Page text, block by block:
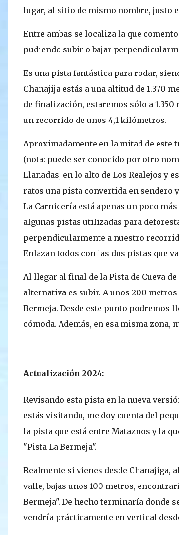
lugar, al sitio de mismo nombre, justo
Entre ambas se localiza la que
pudiendo subir o bajar
Es una pista fantástica para rodar,
Chanajija estás a una altitud de 1.370
de finalización, estaremos sólo a
un recorrido de unos 4,1 kilómetros.
Aproximadamente en la mitad de este
(nota: puede ser conocido por otro
Llanadas, en lo alto de Los Realejos y
ratos una pista convertida en sendero
La Carnicería está apenas un poco
algunas pistas utilizadas para
perpendicularmente a nuestro
Enlazan todos con las dos pistas que
Al llegar al final de la Pista de Cueva
alternativa es subir. A unos 200
Bermeja. Desde este punto podremos
cómoda. Además, en esa misma zona,
Actualización 2024:
Revisando esta pista en la nueva
estás visitando, me doy cuenta del
la pista que está entre Mataznos y la
"Pista La Bermeja".
Realmente si vienes desde Chanajiga,
valle, bajas unos 100 metros,
Bermeja". De hecho terminaría donde
vendría prácticamente en vertical